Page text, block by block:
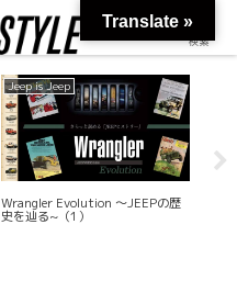
Jeep is Jeep
Wrangler Evolution 〜JEEPの歴
史を辿る~（1）
検索
Translate »